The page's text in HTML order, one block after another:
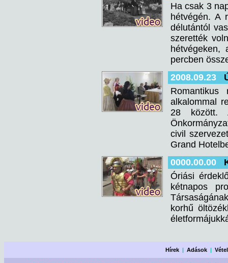
Ha csak 3
hétvégén. A
délutántól
szerették
hétvégeken,
percben
2008.09.23
alkalommal
28 között.
civil
Grand
0000.00.00
Óriási
kétnapos
korhű
Hírek |Adások |